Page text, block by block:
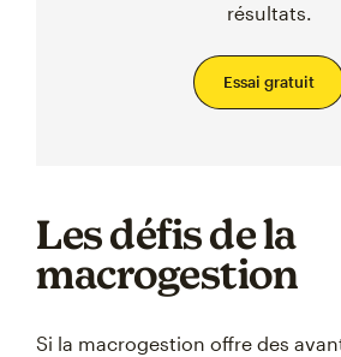
résultats.
Essai gratuit
Les défis de la
macrogestion
Si la macrogestion offre des